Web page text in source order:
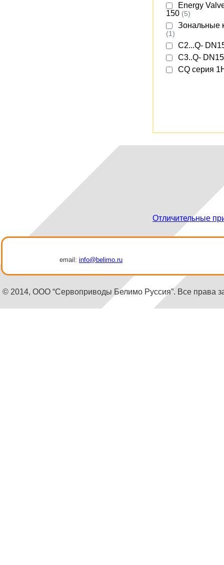
Energy
150 (5)
Зональные
(1)
C2...Q-
C3..Q-
CQ серия
Отличительные
email: info@belimo.ru
© 2014, ООО “Сервоприводы Белимо Руссия”. Все права